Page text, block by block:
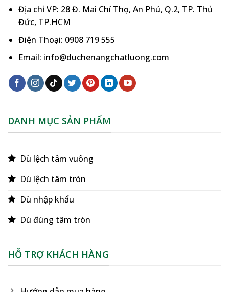
Địa chỉ VP: 28 Đ. Mai Chí Thọ, An Phú, Q.2, TP. Thủ
Đức, TP.HCM
Điện Thoại: 0908 719 555
Email: info@duchenangchatluong.com
DANH MỤC SẢN PHẨM
Dù lệch tâm vuông
Dù lệch tâm tròn
Dù nhập khẩu
Dù đúng tâm tròn
HỖ TRỢ KHÁCH HÀNG